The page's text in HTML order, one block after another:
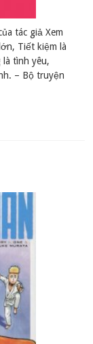
tác giả Xem
Tiết kiệm là
tình yêu,
– Bộ truyện